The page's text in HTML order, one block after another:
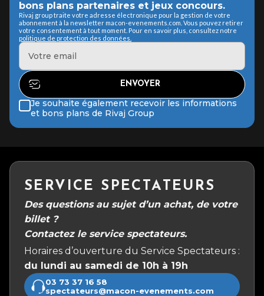
bons plans partenaires et jeux concours.
Rivaj group traite votre adresse électronique pour la gestion de votre
abonnement à la newsletter macon-evenements.com. Vous pouvez retirer
votre consentement à tout moment. Pour en savoir plus, consultez notre
politique de protection des données.
Je souhaite également recevoir les informations
et bons plans de Rivaj Group
SERVICE SPECTATEURS
Des questions au sujet d’un achat, de votre
billet ?
Contactez le service spectateurs.
Horaires d’ouverture du Service Spectateurs :
du lundi au samedi de 10h à 19h
03 73 37 16 58
spectateurs@macon-evenements.com